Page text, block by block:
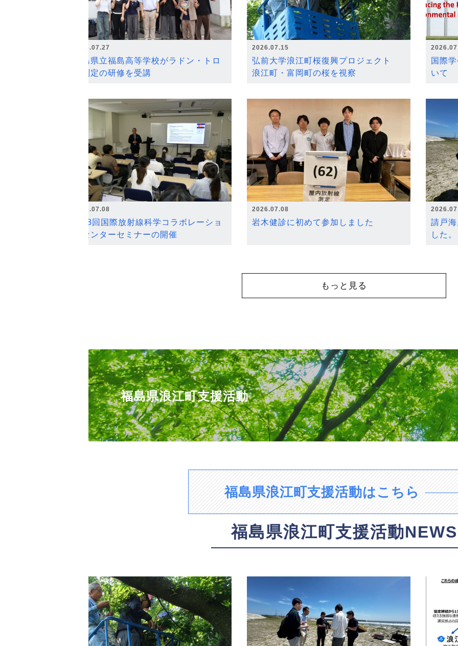
2026.07.27
福島県立福島高等学校がラドン・トロ
ン測定の研修を受講
2026.07.15
弘前大学浪江町桜復興プロジェクト
浪江町・富岡町の桜を視察
国際
いて
2026.07.08
第18回国際放射線科学コラボレーショ
ンセンターセミナーの開催
2026.07.08
岩木健診に初めて参加しました
請戸
した。
もっと見る
福島県浪江町支援活動
福島県浪江町支援活動はこちら
福島県浪江町支援活動NEWS